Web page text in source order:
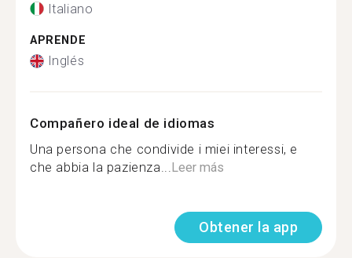
Italiano
APRENDE
Inglés
Compañero ideal de idiomas
Una persona che condivide i miei interessi, e
che abbia la pazienza...Leer más
Obtener la app